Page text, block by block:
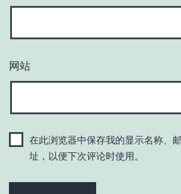
网站
在此浏览器中保存我的显示名称、
址，以便下次评论时使用。